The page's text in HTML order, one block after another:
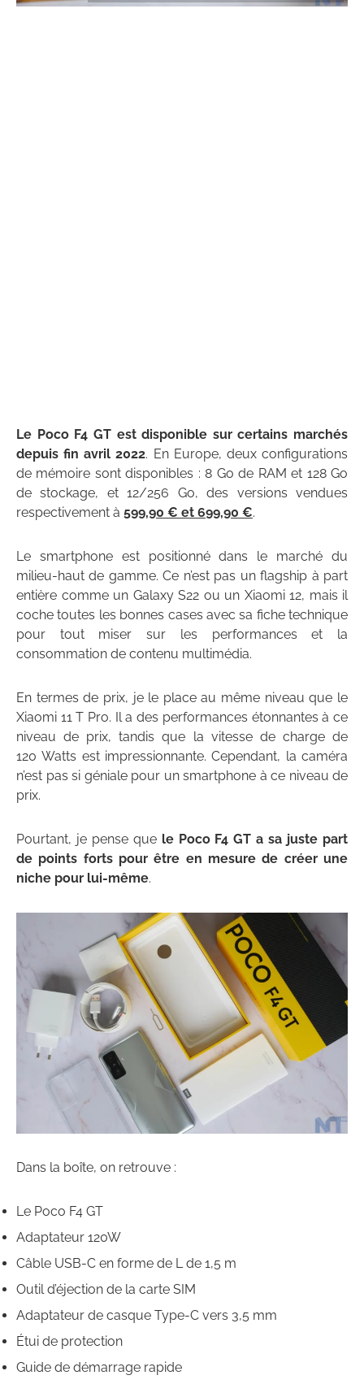
Le Poco F4 GT est disponible sur certains marchés
depuis fin avril 2022. En Europe, deux configurations
de mémoire sont disponibles : 8 Go de RAM et 128 Go
de stockage, et 12/256 Go, des versions vendues
respectivement à 599,90 € et 699,90 €.
Le smartphone est positionné dans le marché du
milieu-haut de gamme. Ce n’est pas un flagship à part
entière comme un Galaxy S22 ou un Xiaomi 12, mais il
coche toutes les bonnes cases avec sa fiche technique
pour tout miser sur les performances et la
consommation de contenu multimédia.
En termes de prix, je le place au même niveau que le
Xiaomi 11 T Pro. Il a des performances étonnantes à ce
niveau de prix, tandis que la vitesse de charge de
120 Watts est impressionnante. Cependant, la caméra
n’est pas si géniale pour un smartphone à ce niveau de
prix.
Pourtant, je pense que le Poco F4 GT a sa juste part
de points forts pour être en mesure de créer une
niche pour lui-même.
Dans la boîte, on retrouve :
Le Poco F4 GT
Adaptateur 120W
Câble USB-C en forme de L de 1,5 m
Outil d’éjection de la carte SIM
Adaptateur de casque Type-C vers 3,5 mm
Étui de protection
Guide de démarrage rapide